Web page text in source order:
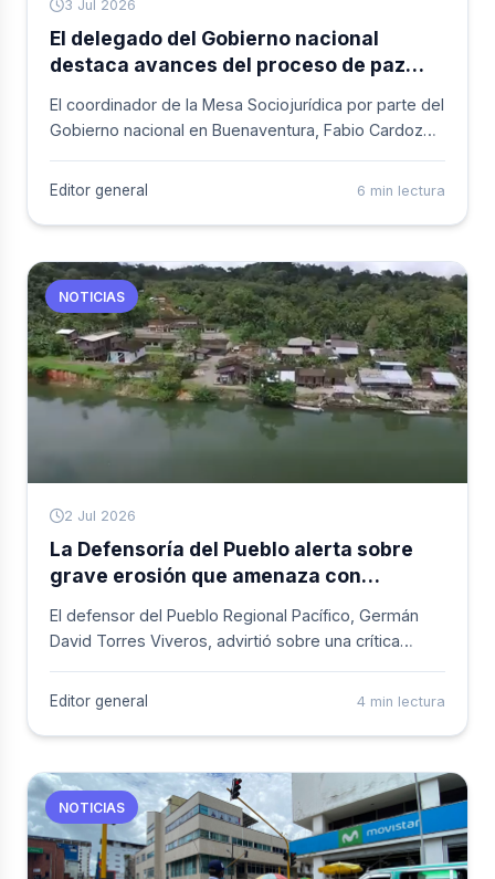
3 Jul 2026
El delegado del Gobierno nacional
destaca avances del proceso de paz
pacto para el 8 de julio de 2026
El coordinador de la Mesa Sociojurídica por parte del
Gobierno nacional en Buenaventura, Fabio Cardozo
sostuvo un encuentro con la alcaldesa para tratar
Paz y el estado actual del proceso de diálogo con
estructuras armadas en la región.
Editor general 6 min lectura
NOTICIAS
2 Jul 2026
La Defensoría del Pueblo alerta sobre
grave erosión que amenaza con
Consejo Comunitario de Yurumanguí en
El defensor del Pueblo Regional Pacífico, Germán
David Torres Viveros, advirtió sobre una crítica
Yurumanguí, luego de una visita realizada por la
y Colectivos. La situación fue calificada como motivo
de honda preocupación institucional.
Editor general 4 min lectura
NOTICIAS